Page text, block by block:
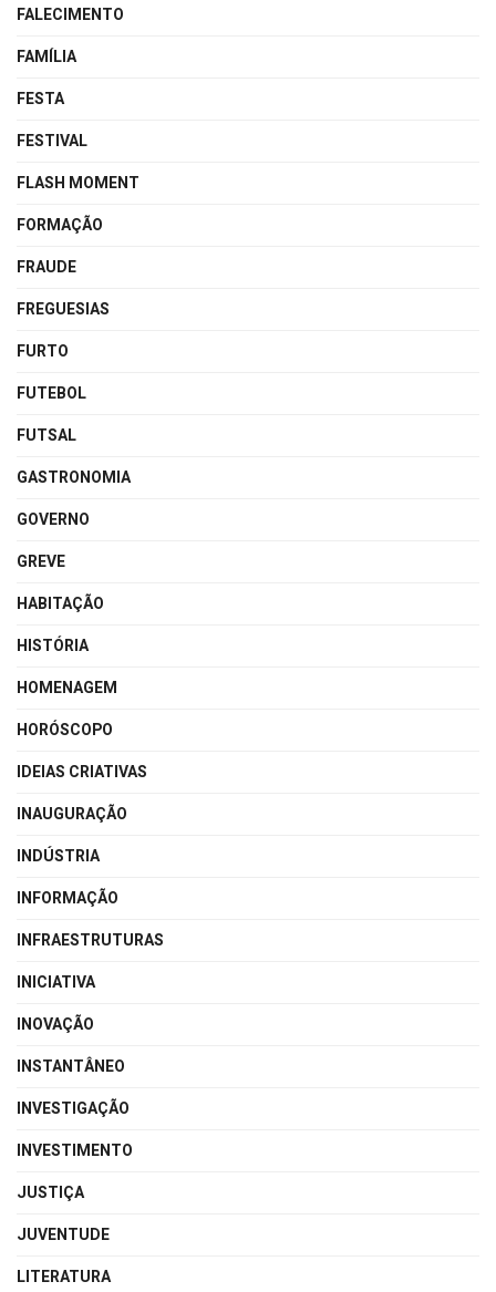
FALECIMENTO
FAMÍLIA
FESTA
FESTIVAL
FLASH MOMENT
FORMAÇÃO
FRAUDE
FREGUESIAS
FURTO
FUTEBOL
FUTSAL
GASTRONOMIA
GOVERNO
GREVE
HABITAÇÃO
HISTÓRIA
HOMENAGEM
HORÓSCOPO
IDEIAS CRIATIVAS
INAUGURAÇÃO
INDÚSTRIA
INFORMAÇÃO
INFRAESTRUTURAS
INICIATIVA
INOVAÇÃO
INSTANTÂNEO
INVESTIGAÇÃO
INVESTIMENTO
JUSTIÇA
JUVENTUDE
LITERATURA